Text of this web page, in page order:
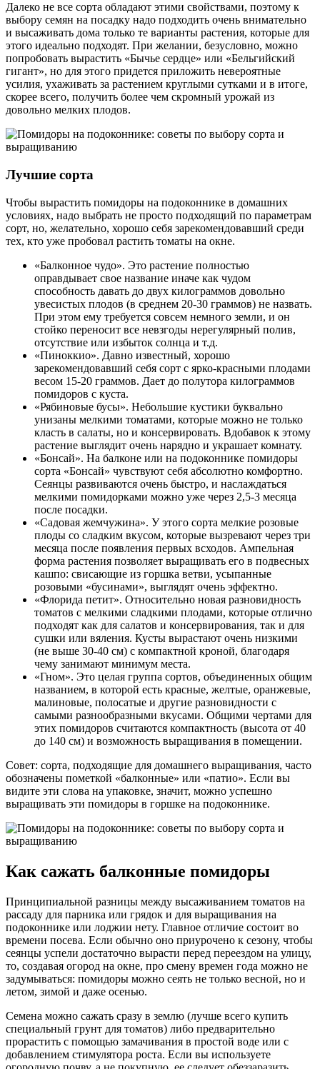
Далеко не все сорта обладают этими свойствами, поэтому к
выбору семян на посадку надо подходить очень внимательно
и высаживать дома только те варианты растения, которые для
этого идеально подходят. При желании, безусловно, можно
попробовать вырастить «Бычье сердце» или «Бельгийский
гигант», но для этого придется приложить невероятные
усилия, ухаживать за растением круглыми сутками и в итоге,
скорее всего, получить более чем скромный урожай из
довольно мелких плодов.
Лучшие сорта
Чтобы вырастить помидоры на подоконнике в домашних
условиях, надо выбрать не просто подходящий по параметрам
сорт, но, желательно, хорошо себя зарекомендовавший среди
тех, кто уже пробовал растить томаты на окне.
«Балконное чудо». Это растение полностью
оправдывает свое название иначе как чудом
способность давать до двух килограммов довольно
увесистых плодов (в среднем 20-30 граммов) не назвать.
При этом ему требуется совсем немного земли, и он
стойко переносит все невзгоды нерегулярный полив,
отсутствие или избыток солнца и т.д.
«Пиноккио». Давно известный, хорошо
зарекомендовавший себя сорт с ярко-красными плодами
весом 15-20 граммов. Дает до полутора килограммов
помидоров с куста.
«Рябиновые бусы». Небольшие кустики буквально
унизаны мелкими томатами, которые можно не только
класть в салаты, но и консервировать. Вдобавок к этому
растение выглядит очень нарядно и украшает комнату.
«Бонсай». На балконе или на подоконнике помидоры
сорта «Бонсай» чувствуют себя абсолютно комфортно.
Сеянцы развиваются очень быстро, и наслаждаться
мелкими помидорками можно уже через 2,5-3 месяца
после посадки.
«Садовая жемчужина». У этого сорта мелкие розовые
плоды со сладким вкусом, которые вызревают через три
месяца после появления первых всходов. Ампельная
форма растения позволяет выращивать его в подвесных
кашпо: свисающие из горшка ветви, усыпанные
розовыми «бусинами», выглядят очень эффектно.
«Флорида петит». Относительно новая разновидность
томатов с мелкими сладкими плодами, которые отлично
подходят как для салатов и консервирования, так и для
сушки или вяления. Кусты вырастают очень низкими
(не выше 30-40 см) с компактной кроной, благодаря
чему занимают минимум места.
«Гном». Это целая группа сортов, объединенных общим
названием, в которой есть красные, желтые, оранжевые,
малиновые, полосатые и другие разновидности с
самыми разнообразными вкусами. Общими чертами для
этих помидоров считаются компактность (высота от 40
до 140 см) и возможность выращивания в помещении.
Совет: сорта, подходящие для домашнего выращивания, часто
обозначены пометкой «балконные» или «патио». Если вы
видите эти слова на упаковке, значит, можно успешно
выращивать эти помидоры в горшке на подоконнике.
Как сажать балконные помидоры
Принципиальной разницы между высаживанием томатов на
рассаду для парника или грядок и для выращивания на
подоконнике или лоджии нету. Главное отличие состоит во
времени посева. Если обычно оно приурочено к сезону, чтобы
сеянцы успели достаточно вырасти перед переездом на улицу,
то, создавая огород на окне, про смену времен года можно не
задумываться: помидоры можно сеять не только весной, но и
летом, зимой и даже осенью.
Семена можно сажать сразу в землю (лучше всего купить
специальный грунт для томатов) либо предварительно
прорастить с помощью замачивания в простой воде или с
добавлением стимулятора роста. Если вы используете